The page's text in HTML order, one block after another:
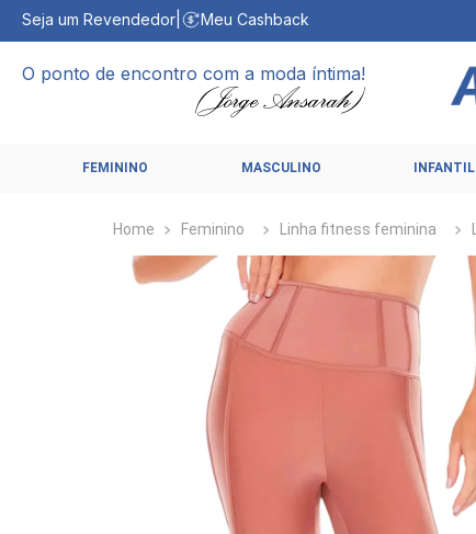
Seja um Revendedor Meu Cashback
O ponto de encontro com a moda íntima!
FEMININO MASCULINO INFANTIL
Feminino Linha fitness feminina